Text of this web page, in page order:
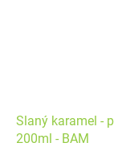
Slaný karamel -
200ml - BAM